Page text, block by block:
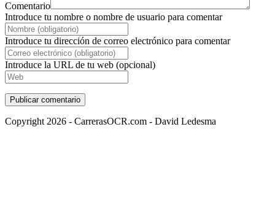
Comentario
Introduce tu nombre o nombre de usuario para comentar
Introduce tu dirección de correo electrónico para comentar
Introduce la URL de tu web (opcional)
Copyright 2026 - CarrerasOCR.com - David Ledesma